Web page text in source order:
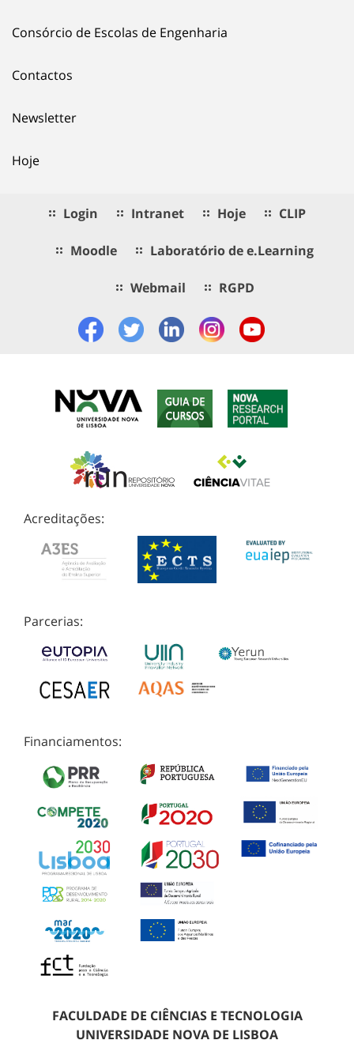
Consórcio de Escolas de Engenharia
Contactos
Newsletter
Hoje
Login Intranet Hoje CLIP
Moodle Laboratório de e.Learning
Webmail RGPD
Acreditações:
Parcerias:
Financiamentos:
FACULDADE DE CIÊNCIAS E TECNOLOGIA
UNIVERSIDADE NOVA DE LISBOA